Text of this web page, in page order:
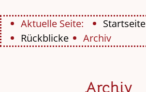
Aktuelle Seite:
Startseite
Rückblicke
Archiv
Archiv